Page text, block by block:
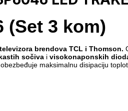
(Set 3 kom)
brendova TCL i Thomson.
sočiva i visokonaponskih
maksimalnu disipaciju